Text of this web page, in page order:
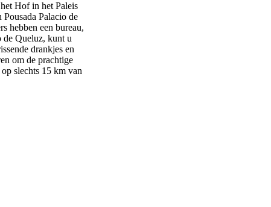
Hof in het Paleis
Palacio de
hebben een bureau,
de Queluz, kunt u
drankjes en
om de prachtige
slechts 15 km van